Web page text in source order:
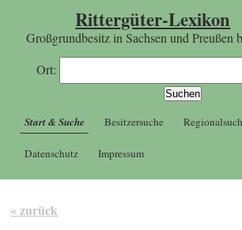
Rittergüter-Lexikon
Großgrundbesitz in Sachsen und Preußen
Ort:
Start & Suche Besitzersuche
Datenschutz Impressum
« zurück